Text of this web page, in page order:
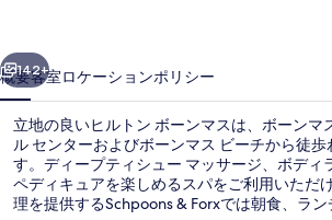
マ
ス
の
写
真
次へ
142+
概要客室ロケーションポリシー
立地の良いヒルトン ボーンマスは、ボーンマ
ル センターおよびボーンマス ビーチから徒歩
す。ディープティシュー マッサージ、ボディ
ペディキュアを楽しめるスパをご利用いただ
理を提供するSchpoons & Forxでは朝食、ラ